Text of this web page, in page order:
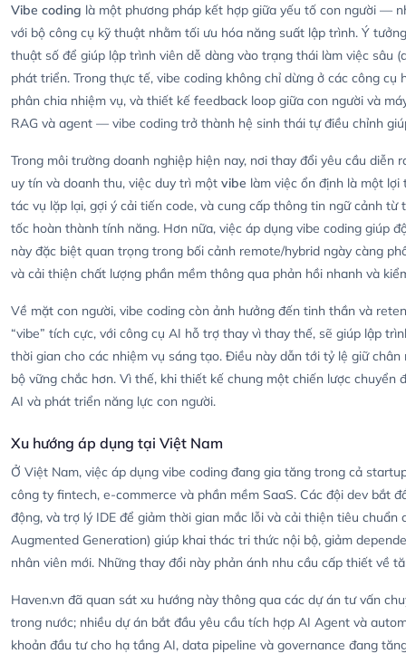
Vibe coding là một phương pháp kết hợp giữa yếu tố con người —
với bộ công cụ kỹ thuật nhằm tối ưu hóa năng suất lập trình. Ý
thuật số để giúp lập trình viên dễ dàng vào trạng thái làm việc sâu
phát triển. Trong thực tế, vibe coding không chỉ dừng ở các công
phân chia nhiệm vụ, và thiết kế feedback loop giữa con người và
RAG và agent — vibe coding trở thành hệ sinh thái tự điều chỉnh
Trong môi trường doanh nghiệp hiện nay, nơi thay đổi yêu cầu
uy tín và doanh thu, việc duy trì một vibe làm việc ổn định là một
tác vụ lặp lại, gợi ý cải tiến code, và cung cấp thông tin ngữ cảnh
tốc hoàn thành tính năng. Hơn nữa, việc áp dụng vibe coding giúp
này đặc biệt quan trọng trong bối cảnh remote/hybrid ngày càng
và cải thiện chất lượng phần mềm thông qua phản hồi nhanh và
Về mặt con người, vibe coding còn ảnh hưởng đến tinh thần và
“vibe” tích cực, với công cụ AI hỗ trợ thay vì thay thế, sẽ giúp lập
thời gian cho các nhiệm vụ sáng tạo. Điều này dẫn tới tỷ lệ giữ
bộ vững chắc hơn. Vì thế, khi thiết kế chung một chiến lược
AI và phát triển năng lực con người.
Xu hướng áp dụng tại Việt Nam
Ở Việt Nam, việc áp dụng vibe coding đang gia tăng trong cả
công ty fintech, e-commerce và phần mềm SaaS. Các đội dev bắt
động, và trợ lý IDE để giảm thời gian mắc lỗi và cải thiện tiêu
Augmented Generation) giúp khai thác tri thức nội bộ, giảm
nhân viên mới. Những thay đổi này phản ánh nhu cầu cấp thiết về
Haven.vn đã quan sát xu hướng này thông qua các dự án tư vấn
trong nước; nhiều dự án bắt đầu yêu cầu tích hợp AI Agent và
khoản đầu tư cho hạ tầng AI, data pipeline và governance đang